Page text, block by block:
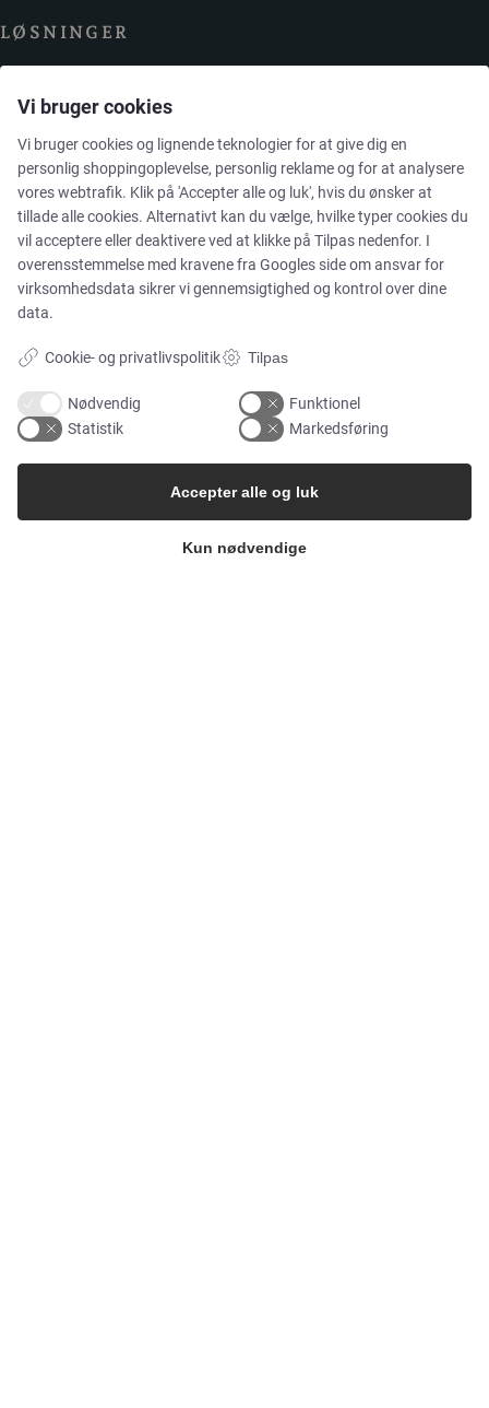
LØSNINGER
Brands
Cases
Produkter
Services
MARKEDER
Food & Beverage
Pharma & Biotech – Multi-Use Solutions
Vi bruger cookies
Vi bruger cookies og lignende teknologier for at give dig en
personlig shoppingoplevelse, personlig reklame og for at analysere
vores webtrafik. Klik på 'Accepter alle og luk', hvis du ønsker at
tillade alle cookies. Alternativt kan du vælge, hvilke typer cookies du
vil acceptere eller deaktivere ved at klikke på Tilpas nedenfor. I
overensstemmelse med kravene fra Googles side om ansvar for
virksomhedsdata sikrer vi gennemsigtighed og kontrol over dine
data.
Cookie- og privatlivspolitik Tilpas
Nødvendig
Funktionel
Statistik
Markedsføring
Kun nødvendige
Accepter alle og luk